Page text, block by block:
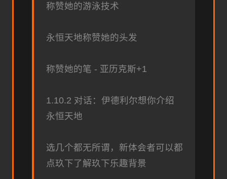
称赞她的游泳技术
永恒天地称赞她的头发
称赞她的笔 - 亚历克斯+1
1.10.2 对话：伊德利尔想你介绍
永恒天地
选几个都无所谓，新体会者可以都
点玖下了解玖下乐趣背景